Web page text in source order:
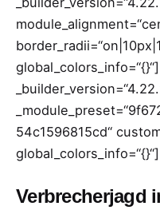
54c1596815cd“
global_colors_info=“{}“]
Verbrecherjagd